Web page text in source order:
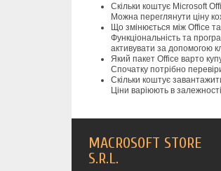
Скільки коштує Microsoft
Можна переглянути ціну
Що змінюється між Office
Функціональність та
активувати за допомогою
Який пакет Office варто
Спочатку потрібно
Скільки коштує
Ціни варіюють в
MACROSOFT STORE
S.R.L.